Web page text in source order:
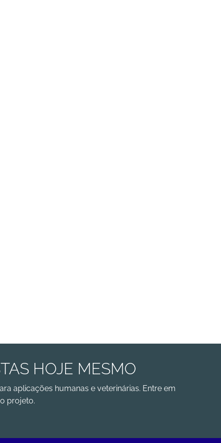
HOJE MESMO
aplicações humanas e veterinárias. Entre em
projeto.